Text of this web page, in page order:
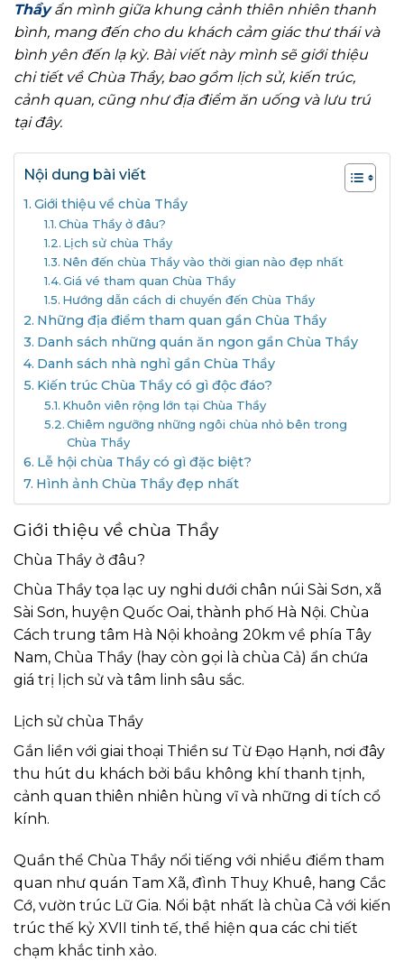
Thầyẩn mình giữa khung cảnh thiên nhiên thanh
bình, mang đến cho du khách cảm giác thư thái và
bình yên đến lạ kỳ. Bài viết này mình sẽ giới thiệu
chi tiết về Chùa Thầy, bao gồm lịch sử, kiến trúc,
cảnh quan, cũng như địa điểm ăn uống và lưu trú
tại đây.
Nội dung bài viết
Giới thiệu về chùa Thầy
Chùa Thầy ở đâu?
Lịch sử chùa Thầy
Nên đến chùa Thầy vào thời gian nào đẹp nhất
Giá vé tham quan Chùa Thầy
Hướng dẫn cách di chuyển đến Chùa Thầy
Những địa điểm tham quan gần Chùa Thầy
Danh sách những quán ăn ngon gần Chùa Thầy
Danh sách nhà nghỉ gần Chùa Thầy
Kiến trúc Chùa Thầy có gì độc đáo?
Khuôn viên rộng lớn tại Chùa Thầy
Chiêm ngưỡng những ngôi chùa nhỏ bên trong
Chùa Thầy
Lễ hội chùa Thầy có gì đặc biệt?
Hình ảnh Chùa Thầy đẹp nhất
Giới thiệu về chùa Thầy
Chùa Thầy ở đâu?
Chùa Thầy tọa lạc uy nghi dưới chân núi Sài Sơn, xã
Sài Sơn, huyện Quốc Oai, thành phố Hà Nội. Chùa
Cách trung tâm Hà Nội khoảng 20km về phía Tây
Nam, Chùa Thầy (hay còn gọi là chùa Cả) ẩn chứa
giá trị lịch sử và tâm linh sâu sắc.
Lịch sử chùa Thầy
Gắn liền với giai thoại Thiền sư Từ Đạo Hạnh, nơi đây
thu hút du khách bởi bầu không khí thanh tịnh,
cảnh quan thiên nhiên hùng vĩ và những di tích cổ
kính.
Quần thể Chùa Thầy nổi tiếng với nhiều điểm tham
quan như quán Tam Xã, đình Thuỵ Khuê, hang Cắc
Cớ, vườn trúc Lữ Gia. Nổi bật nhất là chùa Cả với kiến
trúc thế kỷ XVII tinh tế, thể hiện qua các chi tiết
chạm khắc tinh xảo.